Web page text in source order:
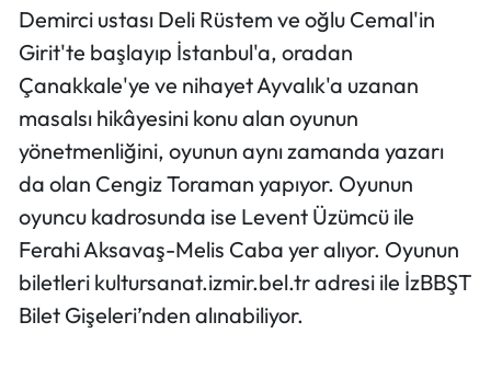
Demirci ustası Deli Rüstem ve oğlu Cemal'in
Girit'te başlayıp İstanbul'a, oradan
Çanakkale'ye ve nihayet Ayvalık'a uzanan
masalsı hikâyesini konu alan oyunun
yönetmenliğini, oyunun aynı zamanda yazarı
da olan Cengiz Toraman yapıyor. Oyunun
oyuncu kadrosunda ise Levent Üzümcü ile
Ferahi Aksavaş-Melis Caba yer alıyor. Oyunun
biletleri kultursanat.izmir.bel.tr adresi ile İzBBŞT
Bilet Gişeleri’nden alınabiliyor.